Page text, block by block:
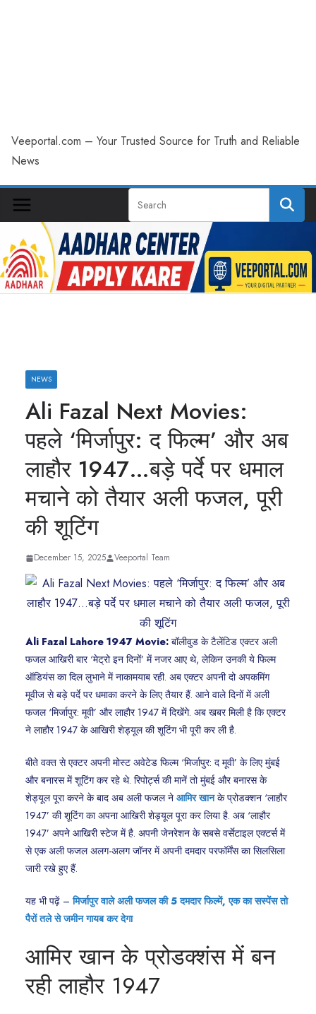
Veeportal.com – Your Trusted Source for Truth and Reliable
News
NEWS
Ali Fazal Next Movies:
पहले ‘मिर्जापुर: द फिल्म’ और अब
लाहौर 1947…बड़े पर्दे पर धमाल
मचाने को तैयार अली फजल, पूरी
की शूटिंग
December 15, 2025 Veeportal Team
Ali Fazal Lahore 1947 Movie: बॉलीवुड के टैलेंटिड एक्टर अली
फजल आखिरी बार ‘मेट्रो इन दिनों’ में नजर आए थे, लेकिन उनकी ये फिल्म
ऑडियंस का दिल लुभाने में नाकामयाब रही. अब एक्टर अपनी दो अपकमिंग
मूवीज से बड़े पर्दे पर धमाका करने के लिए तैयार हैं. आने वाले दिनों में अली
फजल ‘मिर्जापुर: मूवी’ और लाहौर 1947 में दिखेंगे. अब खबर मिली है कि एक्टर
ने लाहौर 1947 के आखिरी शेड्यूल की शूटिंग भी पूरी कर ली है.
बीते वक्त से एक्टर अपनी मोस्ट अवेटेड फिल्म ‘मिर्जापुर: द मूवी’ के लिए मुंबई
और बनारस में शूटिंग कर रहे थे. रिपोर्ट्स की मानें तो मुंबई और बनारस के
शेड्यूल पूरा करने के बाद अब अली फजल ने आमिर खानके प्रोडक्शन ‘लाहौर
1947’ की शूटिंग का अपना आखिरी शेड्यूल पूरा कर लिया है. अब ‘लाहौर
1947’ अपने आखिरी स्टेज में है. अपनी जेनरेशन के सबसे वर्सेटाइल एक्टर्स में
से एक अली फजल अलग-अलग जॉनर में अपनी दमदार परफॉर्मेंस का सिलसिला
जारी रखे हुए हैं.
यह भी पढ़ें –मिर्जापुर वाले अली फजल की 5 दमदार फिल्में, एक का सस्पेंस तो
पैरों तले से जमीन गायब कर देगा
आमिर खान के प्रोडक्शंस में बन
रही लाहौर 1947